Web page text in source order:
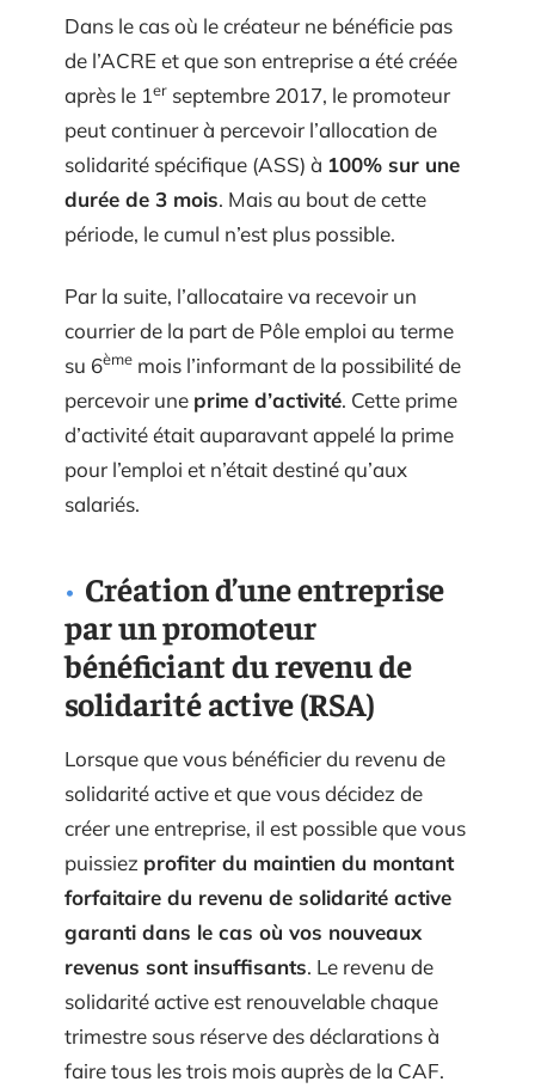
Dans le cas où le créateur ne bénéficie pas
de l’ACRE et que son entreprise a été créée
après le 1er septembre 2017, le promoteur
peut continuer à percevoir l’allocation de
solidarité spécifique (ASS) à 100% sur une
durée de 3 mois. Mais au bout de cette
période, le cumul n’est plus possible.
Par la suite, l’allocataire va recevoir un
courrier de la part de Pôle emploi au terme
su 6ème mois l’informant de la possibilité de
percevoir une prime d’activité. Cette prime
d’activité était auparavant appelé la prime
pour l’emploi et n’était destiné qu’aux
salariés.
Création d’une entreprise
par un promoteur
bénéficiant du revenu de
solidarité active (RSA)
Lorsque que vous bénéficier du revenu de
solidarité active et que vous décidez de
créer une entreprise, il est possible que vous
puissiez profiter du maintien du montant
forfaitaire du revenu de solidarité active
garanti dans le cas où vos nouveaux
revenus sont insuffisants. Le revenu de
solidarité active est renouvelable chaque
trimestre sous réserve des déclarations à
faire tous les trois mois auprès de la CAF.